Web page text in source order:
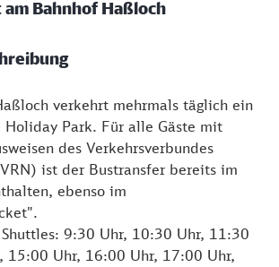
Bahnhof Haßloch
verkehrt mehrmals täglich ein
Holiday Park. Für alle Gäste mit
des Verkehrsverbundes
ist der Bustransfer bereits im
ebenso im
9:30 Uhr, 10:30 Uhr, 11:30
15:00 Uhr, 16:00 Uhr, 17:00 Uhr,